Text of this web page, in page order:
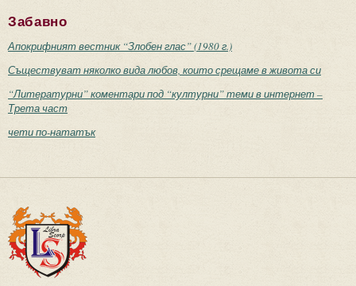
Забавно
Апокрифният вестник “Злобен глас” (1980 г.)
Съществуват няколко вида любов, които срещаме в живота си
“Литературни” коментари под “културни” теми в интернет –
Трета част
чети по-нататък